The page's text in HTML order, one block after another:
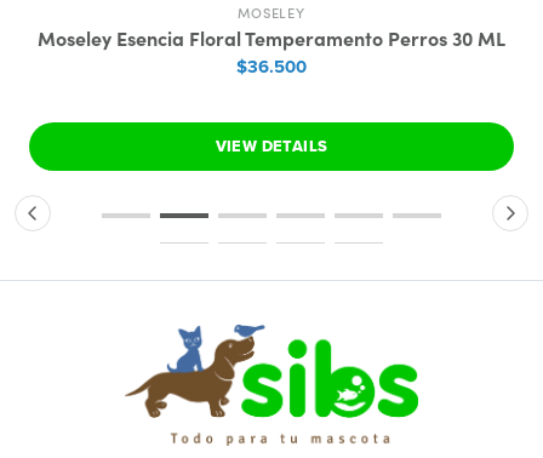
MOSELEY
Moseley Esencia Floral Temperamento Perros 30 ML
$36.500
VIEW DETAILS